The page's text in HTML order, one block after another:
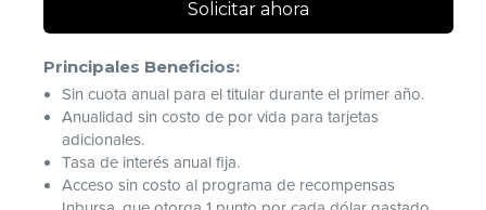
Solicitar ahora
Principales Beneficios:
Sin cuota anual para el titular durante el primer año.
Anualidad sin costo de por vida para tarjetas
adicionales.
Tasa de interés anual fija.
Acceso sin costo al programa de recompensas